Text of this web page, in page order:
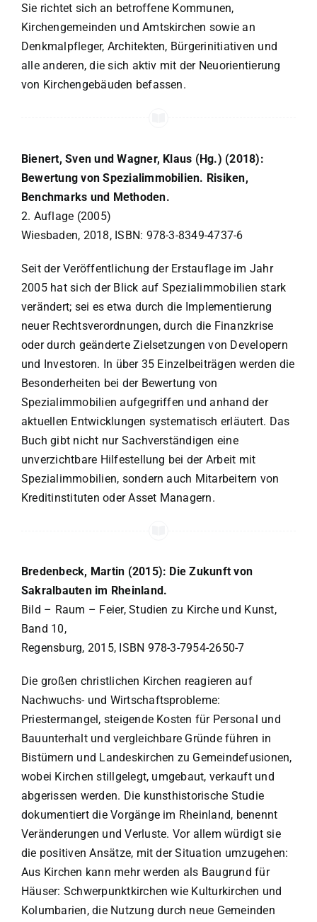
Sie richtet sich an betroffene Kommunen,
Kirchengemeinden und Amtskirchen sowie an
Denkmalpfleger, Architekten, Bürgerinitiativen und
alle anderen, die sich aktiv mit der Neuorientierung
von Kirchengebäuden befassen.
Bienert, Sven und Wagner, Klaus (Hg.) (2018):
Bewertung von Spezialimmobilien. Risiken,
Benchmarks und Methoden.
2. Auflage (2005)
Wiesbaden, 2018, ISBN: 978-3-8349-4737-6
Seit der Veröffentlichung der Erstauflage im Jahr
2005 hat sich der Blick auf Spezialimmobilien stark
verändert; sei es etwa durch die Implementierung
neuer Rechtsverordnungen, durch die Finanzkrise
oder durch geänderte Zielsetzungen von Developern
und Investoren. In über 35 Einzelbeiträgen werden die
Besonderheiten bei der Bewertung von
Spezialimmobilien aufgegriffen und anhand der
aktuellen Entwicklungen systematisch erläutert. Das
Buch gibt nicht nur Sachverständigen eine
unverzichtbare Hilfestellung bei der Arbeit mit
Spezialimmobilien, sondern auch Mitarbeitern von
Kreditinstituten oder Asset Managern.
Bredenbeck, Martin (2015): Die Zukunft von
Sakralbauten im Rheinland.
Bild – Raum – Feier, Studien zu Kirche und Kunst,
Band 10,
Regensburg, 2015, ISBN 978-3-7954-2650-7
Die großen christlichen Kirchen reagieren auf
Nachwuchs- und Wirtschaftsprobleme:
Priestermangel, steigende Kosten für Personal und
Bauunterhalt und vergleichbare Gründe führen in
Bistümern und Landeskirchen zu Gemeindefusionen,
wobei Kirchen stillgelegt, umgebaut, verkauft und
abgerissen werden. Die kunsthistorische Studie
dokumentiert die Vorgänge im Rheinland, benennt
Veränderungen und Verluste. Vor allem würdigt sie
die positiven Ansätze, mit der Situation umzugehen:
Aus Kirchen kann mehr werden als Baugrund für
Häuser: Schwerpunktkirchen wie Kulturkirchen und
Kolumbarien, die Nutzung durch neue Gemeinden